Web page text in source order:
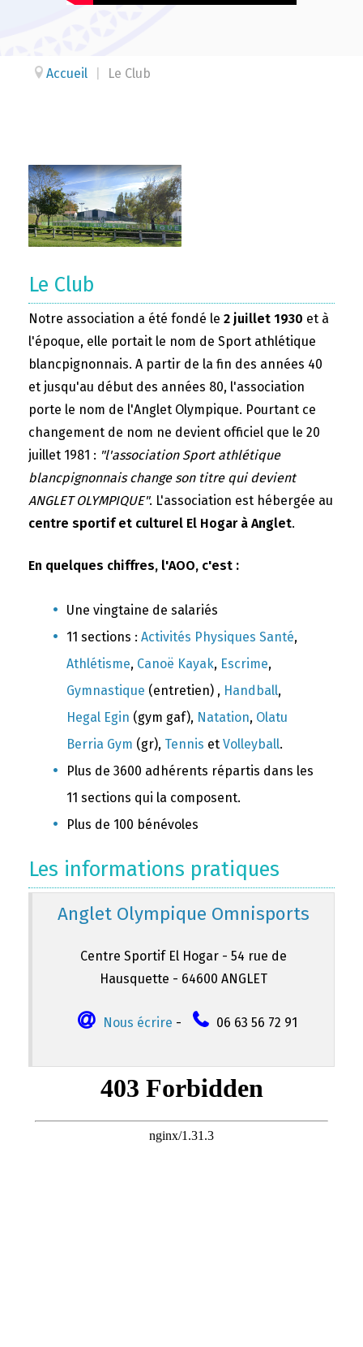
Accueil Le Club
Le Club
Notre association a été fondé le 2 juillet 1930 et à
l'époque, elle portait le nom de Sport athlétique
blancpignonnais. A partir de la fin des années 40
et jusqu'au début des années 80, l'association
porte le nom de l'Anglet Olympique. Pourtant ce
changement de nom ne devient officiel que le 20
juillet 1981 : "l'association Sport athlétique
blancpignonnais change son titre qui devient
ANGLET OLYMPIQUE". L'association est hébergée au
centre sportif et culturel El Hogar à Anglet.
En quelques chiffres, l'AOO, c'est :
Une vingtaine de salariés
11 sections : Activités Physiques Santé,
Athlétisme, Canoë Kayak, Escrime,
Gymnastique (entretien) , Handball,
Hegal Egin (gym gaf), Natation, Olatu
Berria Gym (gr), Tennis et Volleyball.
Plus de 3600 adhérents répartis dans les
11 sections qui la composent.
Plus de 100 bénévoles
Les informations pratiques
Anglet Olympique Omnisports
Centre Sportif El Hogar - 54 rue de
Hausquette - 64600 ANGLET
Nous écrire - 06 63 56 72 91